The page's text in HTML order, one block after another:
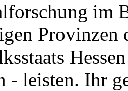
im
Provinzen
- leisten. Ihr